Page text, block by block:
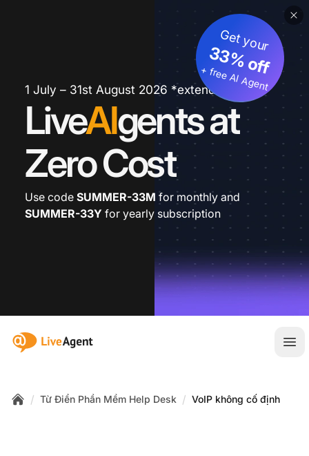
1 July – 31st August 2026 *extended
LiveAIgents at
Zero Cost
Get your
33% off
+ free AI Agent
Use code SUMMER-33M for monthly and
SUMMER-33Y for yearly subscription
:site.title
Mở
/ Từ Điển Phần Mềm Help Desk / VoIP không cố định